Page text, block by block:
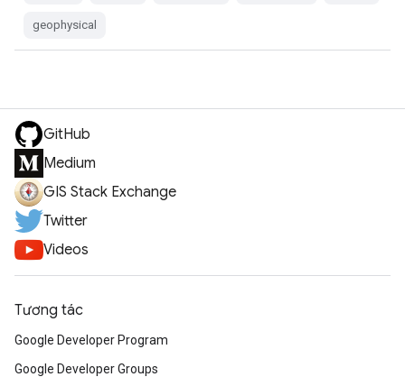
geophysical
GitHub
Medium
GIS Stack Exchange
Twitter
Videos
Tương tác
Google Developer Program
Google Developer Groups